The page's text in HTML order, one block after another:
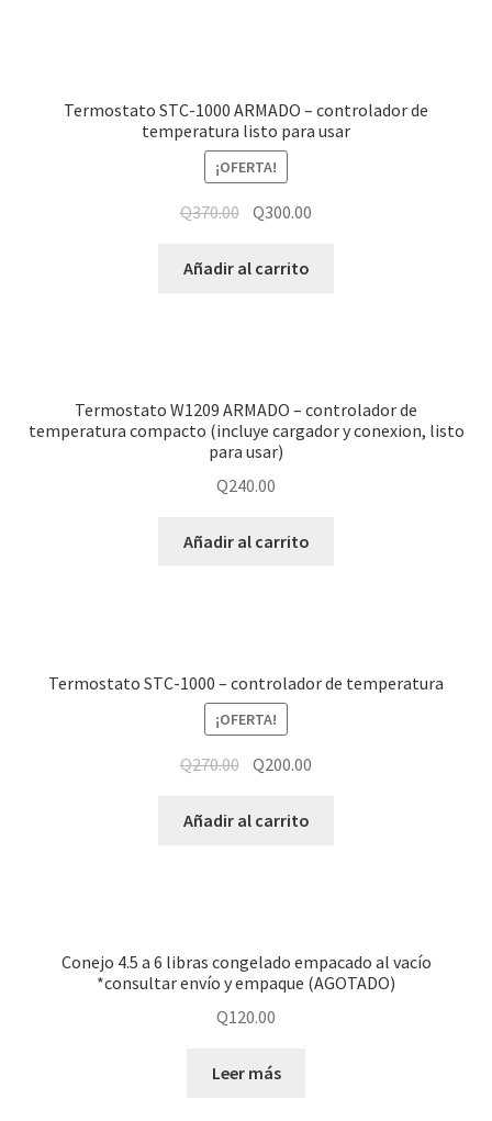
Termostato STC-1000 ARMADO – controlador de
temperatura listo para usar
¡OFERTA!
Q370.00 Q300.00
Añadir al carrito
Termostato W1209 ARMADO – controlador de
temperatura compacto (incluye cargador y conexion, listo
para usar)
Q240.00
Añadir al carrito
Termostato STC-1000 – controlador de temperatura
¡OFERTA!
Q270.00 Q200.00
Añadir al carrito
Conejo 4.5 a 6 libras congelado empacado al vacío
*consultar envío y empaque (AGOTADO)
Q120.00
Leer más